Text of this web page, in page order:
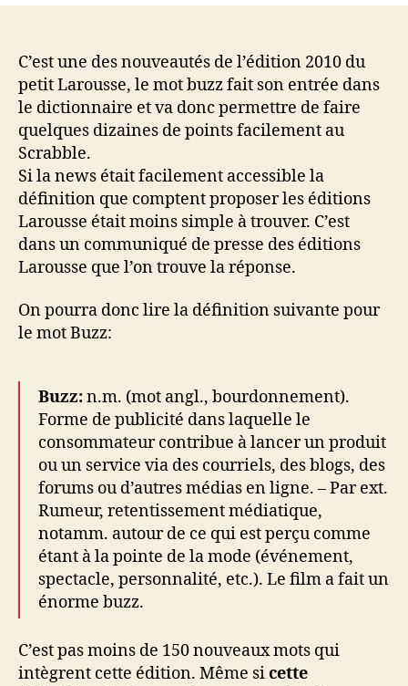
Buzz
dans
Larousse
2010
C’est une des nouveautés de l’édition 2010 du
petit Larousse, le mot buzz fait son entrée dans
le dictionnaire et va donc permettre de faire
quelques dizaines de points facilement au
Scrabble.
Si la news était facilement accessible la
définition que comptent proposer les éditions
Larousse était moins simple à trouver. C’est
dans un communiqué de presse des éditions
Larousse que l’on trouve la réponse.
On pourra donc lire la définition suivante pour
le mot Buzz:
Buzz:n.m. (mot angl., bourdonnement).
Forme de publicité dans laquelle le
consommateur contribue à lancer un produit
ou un service via des courriels, des blogs, des
forums ou d’autres médias en ligne. – Par ext.
Rumeur, retentissement médiatique,
notamm. autour de ce qui est perçu comme
étant à la pointe de la mode (événement,
spectacle, personnalité, etc.). Le film a fait un
énorme buzz.
C’est pas moins de 150 nouveaux mots qui
intègrent cette édition. Même sicette